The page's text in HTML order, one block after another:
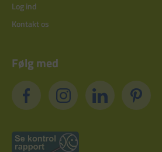
Log ind
Kontakt os
Følg med